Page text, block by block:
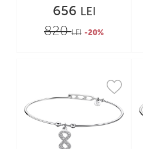
656 LEI
820LEI -20%